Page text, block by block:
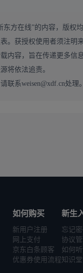
东方在线”的内容，版权
。获授权使用者须注明
内容，旨在传递更多信
将依法追责。
联系weisen@xdf.cn处理。
如何购买
新用户注册
网上支付
京东白条顾客
优惠券使用流程
新生
忘记
协议
如何
知识